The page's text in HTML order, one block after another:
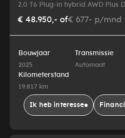
2.0 T6 Plug-in hybrid AWD Plus
€ 48.950,- of€ 677- p/mnd
Bouwjaar
2025
Transmissie
Automaat
Kilometerstand
19.817 km
Ik heb interesse